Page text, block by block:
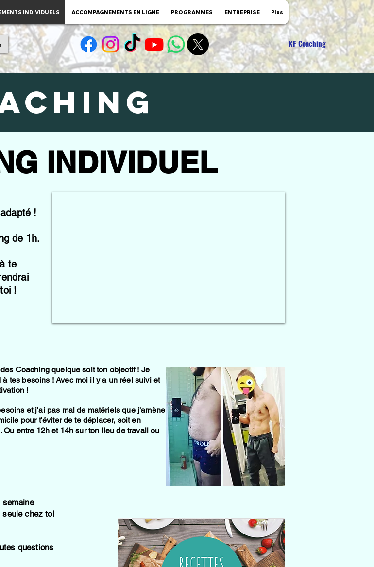
INDIVIDUELS ACCOMPAGNEMENTS EN LIGNE PROGRAMMES ENTREPRISE Plus
KF Coaching
INDIVIDUEL
!
de 1h.
te
!
Coaching quelque soit ton objectif ! Je
tes besoins ! Avec moi il y a un réel suivi et
!
et j'ai pas mal de matériels que j'amène
pour t'éviter de te déplacer, soit en
entre 12h et 14h sur ton lieu de travail ou
seule chez toi
questions